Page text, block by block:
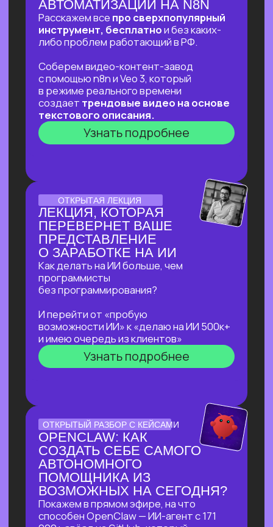
ОНЛАЙН-ПРАКТИКУМ
ОНЛАЙН-ПРАКТИКУМ
ДЛЯ ТЕХ, КТО УЖЕ НА
«ТЫ»С НЕЙРОСЕТЯМИ
В прямом эфире соберем «контент-
завод» для блога с автоматической
созданием иллюстраций к ним
и автопостингом!
⚡Никакой «базы» и «основ» —
приходи за действительно мощной
экспертизой в ИИ и узнай, что взять
от нейросетей уверенным
пользователям!
Узнать подробнее
ОТКРЫТЫЙ УРОК
ПО ИСПОЛЬЗОВАНИЮ
НЕЙРОСЕТЕЙ ДЛЯ
ЗДОРОВЬЯ
Расскажем как:
Разбираться в своём здоровье
c помощью ИИ
Экономить на врачах и ненужных
анализах и при этом
не навредить себе
Узнать подробнее
ЛЕКЦИЯ-ПРАКТИКУМ
ПО ПРИМЕНЕНИЮ ИИ
ДЛЯ ЖУРНАЛИСТОВ,
РЕДАКТОРОВ, ПИАРЩИКОВ,
АВТОРОВ И ВСЕХ, КТО
РАБОТАЕТ С ТЕКСТОМ
СМИ
как собрать список компаний,
данные и инфографику по нужной
теме
как из самого примитивного
черновика «получить текст
уровня хорошего медиа»
Узнать подробнее